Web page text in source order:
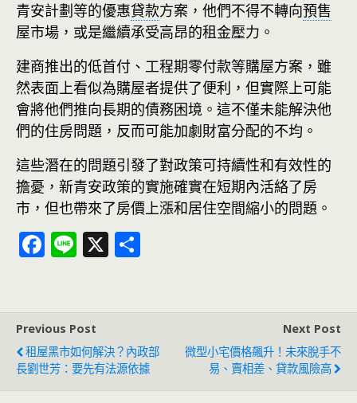
青安計劃等的優惠貸款方案，他們不得不轉向預售
屋市場，或是繼續承受高昂的租金壓力。
建商推出的低首付、工程期零付款等購屋方案，雖
然表面上看似為購屋者提供了便利，但實際上可能
會將他們推向長期的債務困境。這不僅未能解決他
們的住房問題，反而可能加劇財富分配的不均。
這些潛在的問題引發了對政策可持續性和有效性的
擔憂，新青安政策的實施確實在短期內活絡了房
市，但也帶來了房價上漲和居住空間縮小的問題。
F
b
o
o
Li X
Previous Post
租屋黑市如何解決？內政部
長劉世芳：要先有法源依據
Next Post
微型小宅價格飆升！未來脫手不
易、賣相差、貸款風險高